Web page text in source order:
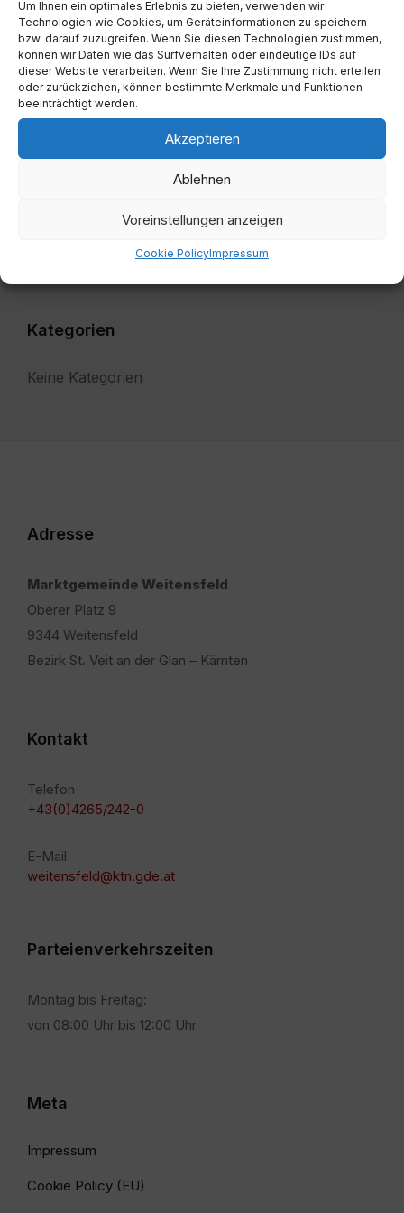
Um Ihnen ein optimales Erlebnis zu bieten, verwenden wir
Technologien wie Cookies, um Geräteinformationen zu speichern
bzw. darauf zuzugreifen. Wenn Sie diesen Technologien zustimmen,
können wir Daten wie das Surfverhalten oder eindeutige IDs auf
dieser Website verarbeiten. Wenn Sie Ihre Zustimmung nicht erteilen
oder zurückziehen, können bestimmte Merkmale und Funktionen
beeinträchtigt werden.
Akzeptieren
Ablehnen
Voreinstellungen anzeigen
Cookie PolicyImpressum
calendar
days
Filter
Von:
Filter
Kategorien
Keine Kategorien
Adresse
Marktgemeinde Weitensfeld
Oberer Platz 9
9344 Weitensfeld
Bezirk St. Veit an der Glan – Kärnten
Kontakt
Telefon
+43(0)4265/242-0
E-Mail
weitensfeld@ktn.gde.at
Parteienverkehrszeiten
Montag bis Freitag:
von 08:00 Uhr bis 12:00 Uhr
Meta
Impressum
Cookie Policy (EU)